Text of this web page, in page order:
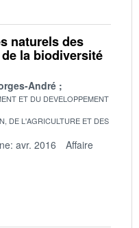
naturels des
la biodiversité
André
ET DU DEVELOPPEMENT
DE L'AGRICULTURE ET DES
avr. 2016
Affaire